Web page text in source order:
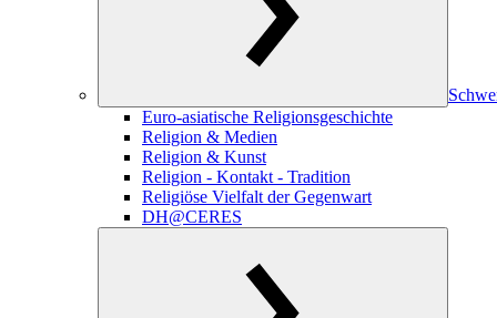
Euro-asiatische Religionsgeschichte
Religion & Medien
Religion & Kunst
Religion - Kontakt - Tradition
Religiöse Vielfalt der Gegenwart
DH@CERES